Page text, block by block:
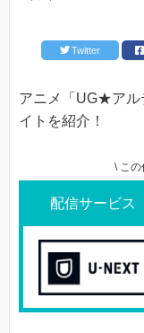
Twitter
アニメ「UG★アル
イトを紹介！
\ こ
配信サービス